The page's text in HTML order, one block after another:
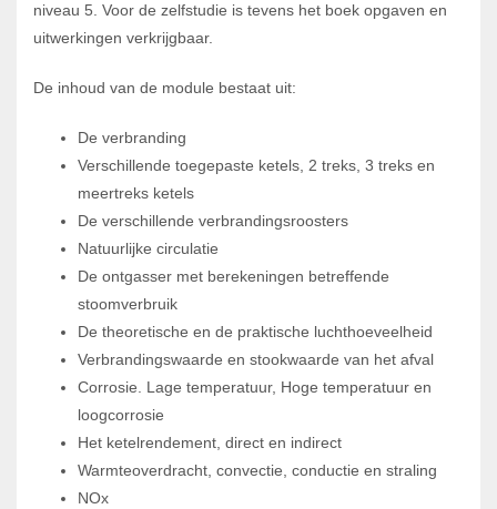
niveau 5. Voor de zelfstudie is tevens het boek opgaven en
uitwerkingen verkrijgbaar.
De inhoud van de module bestaat uit:
De verbranding
Verschillende toegepaste ketels, 2 treks, 3 treks en
meertreks ketels
De verschillende verbrandingsroosters
Natuurlijke circulatie
De ontgasser met berekeningen betreffende
stoomverbruik
De theoretische en de praktische luchthoeveelheid
Verbrandingswaarde en stookwaarde van het afval
Corrosie. Lage temperatuur, Hoge temperatuur en
loogcorrosie
Het ketelrendement, direct en indirect
Warmteoverdracht, convectie, conductie en straling
NOx